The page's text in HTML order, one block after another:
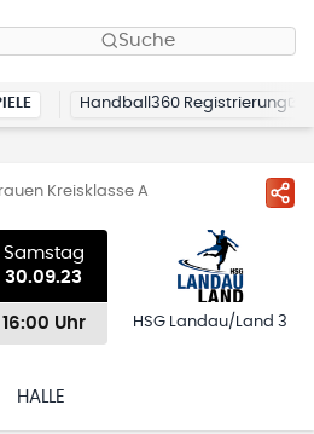
Suche
Handball360 Registrierung
Kreisklasse A
Samstag
30.09.23
16:00 Uhr HSG Landau/Land 3
HALLE